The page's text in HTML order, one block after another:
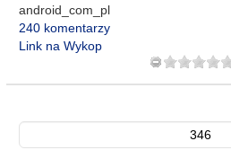
android_com_pl
240 komentarzy
Link na Wykop
346